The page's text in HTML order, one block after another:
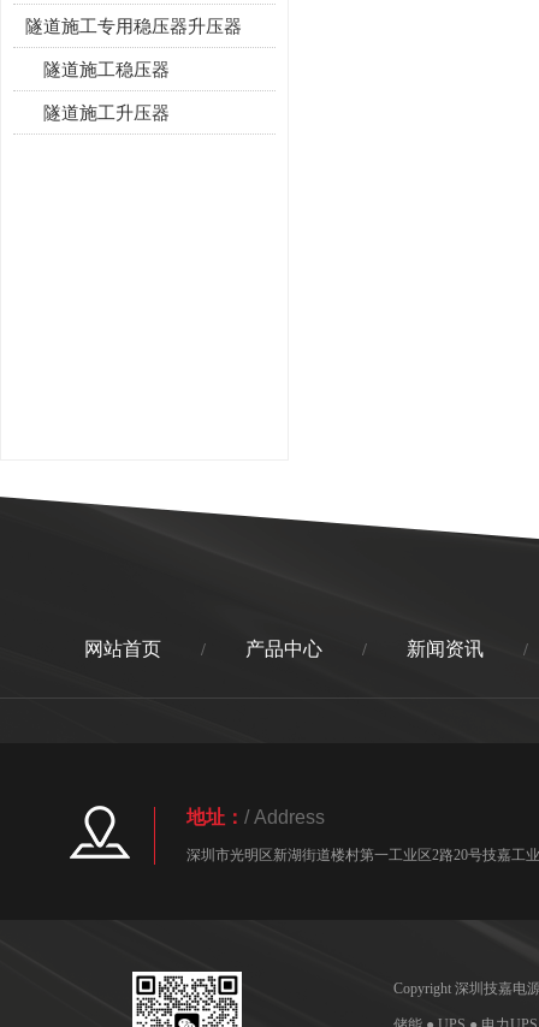
隧道施工专用稳压器升压器
隧道施工稳压器
隧道施工升压器
网站首页 / 产品中心 / 新闻资讯 /
地址： / Address
深圳市光明区新湖街道楼村第一工业区2路20号技嘉工
Copyright 深圳技嘉电